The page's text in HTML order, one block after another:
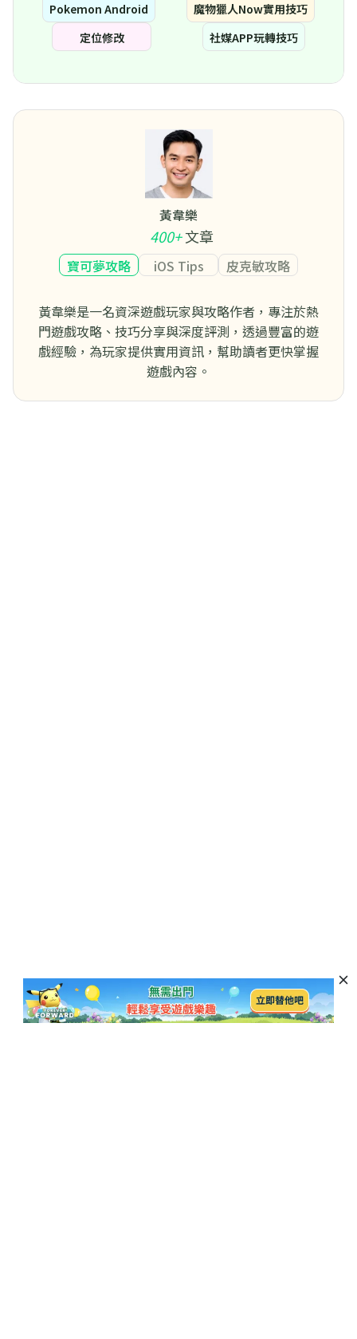
Pokemon Android
魔物獵人Now實用技巧
定位修改
社媒APP玩轉技巧
黃韋樂
400+文章
寶可夢攻略 iOS Tips 皮克敏攻略
黃韋樂是一名資深遊戲玩家與攻略作者，專注於熱
門遊戲攻略、技巧分享與深度評測，透過豐富的遊
戲經驗，為玩家提供實用資訊，幫助讀者更快掌握
遊戲內容。